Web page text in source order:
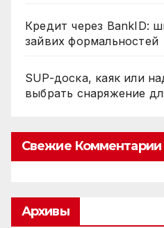
Кредит через BankID:
зайвих формальностей
SUP-доска, каяк или
выбрать снаряжение
Свежие Комментарии
Архивы